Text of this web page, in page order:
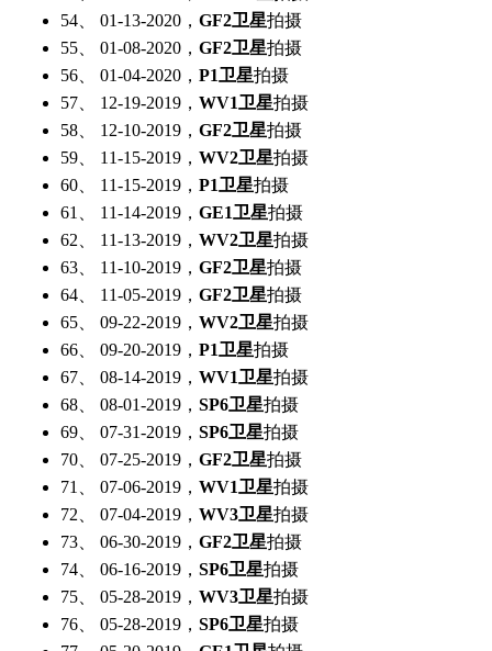
54、 01-13-2020， GF2卫星拍摄
55、 01-08-2020， GF2卫星拍摄
56、 01-04-2020， P1卫星拍摄
57、 12-19-2019， WV1卫星拍摄
58、 12-10-2019， GF2卫星拍摄
59、 11-15-2019， WV2卫星拍摄
60、 11-15-2019， P1卫星拍摄
61、 11-14-2019， GE1卫星拍摄
62、 11-13-2019， WV2卫星拍摄
63、 11-10-2019， GF2卫星拍摄
64、 11-05-2019， GF2卫星拍摄
65、 09-22-2019， WV2卫星拍摄
66、 09-20-2019， P1卫星拍摄
67、 08-14-2019， WV1卫星拍摄
68、 08-01-2019， SP6卫星拍摄
69、 07-31-2019， SP6卫星拍摄
70、 07-25-2019， GF2卫星拍摄
71、 07-06-2019， WV1卫星拍摄
72、 07-04-2019， WV3卫星拍摄
73、 06-30-2019， GF2卫星拍摄
74、 06-16-2019， SP6卫星拍摄
75、 05-28-2019， WV3卫星拍摄
76、 05-28-2019， SP6卫星拍摄